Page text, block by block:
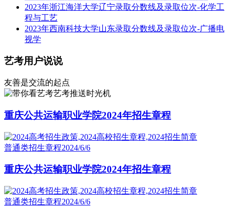
2023年浙江海洋大学辽宁录取分数线及录取位次-化学工
程与工艺
2023年西南科技大学山东录取分数线及录取位次-广播电
视学
艺考用户说说
友善是交流的起点
艺考推送时光机
重庆公共运输职业学院2024年招生章程
普通类招生章程2024/6/6
重庆公共运输职业学院2024年招生章程
普通类招生章程2024/6/6